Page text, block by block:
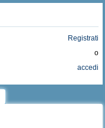
Registrati
o
accedi